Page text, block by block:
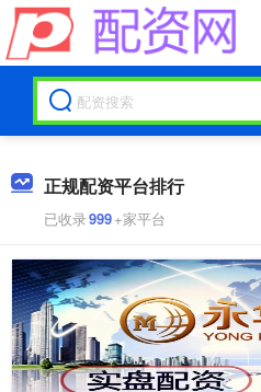
正规配资平台排行
已收录999+家平台